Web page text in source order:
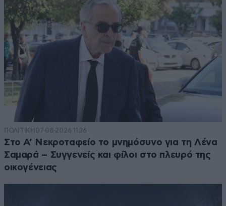
ΠΟΛΙΤΙΚΗ 07·08·2026 11:36
Στο Α’ Νεκροταφείο το μνημόσυνο για τη Λένα
Σαμαρά – Συγγενείς και φίλοι στο πλευρό της
οικογένειας